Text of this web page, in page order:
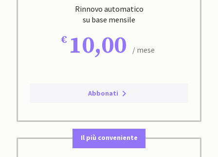
Rinnovo automatico
su base mensile
10,00 / mese
Abbonati
Il più conveniente